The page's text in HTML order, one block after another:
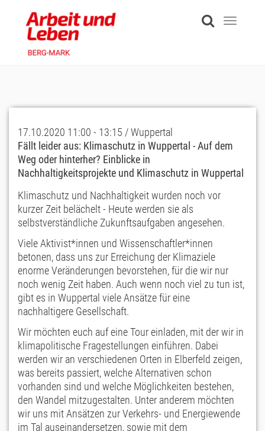
content
Toggle
17.10.2020 11:00 - 13:15 / Wuppertal
Fällt leider aus: Klimaschutz in Wuppertal - Auf dem
Weg oder hinterher? Einblicke in
Nachhaltigkeitsprojekte und Klimaschutz in Wuppertal
Klimaschutz und Nachhaltigkeit wurden noch vor
kurzer Zeit belächelt - Heute werden sie als
selbstverständliche Zukunftsaufgaben angesehen.
Viele Aktivist*innen und Wissenschaftler*innen
betonen, dass uns zur Erreichung der Klimaziele
enorme Veränderungen bevorstehen, für die wir nur
noch wenig Zeit haben. Auch wenn noch viel zu tun ist,
gibt es in Wuppertal viele Ansätze für eine
nachhaltigere Gesellschaft.
Wir möchten euch auf eine Tour einladen, mit der wir in
klimapolitische Fragestellungen einführen. Dabei
werden wir an verschiedenen Orten in Elberfeld zeigen,
was bereits passiert, welche Alternativen schon
vorhanden sind und welche Möglichkeiten bestehen,
den Wandel mitzugestalten. Unter anderem möchten
wir uns mit Ansätzen zur Verkehrs- und Energiewende
im Tal auseinandersetzen, sowie mit dem